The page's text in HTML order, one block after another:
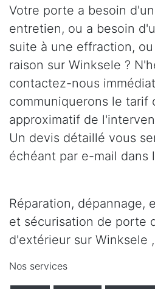
Votre porte a besoin
entretien, ou a besoin
suite à une effraction,
raison sur Winksele ?
contactez-nous
communiquerons le tarif
approximatif de
Un devis détaillé vous
échéant par e-mail dans
Réparation, dépannage,
et sécurisation de porte
d'extérieur sur Winksele
Nos services